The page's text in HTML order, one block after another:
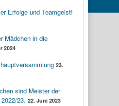
Erfolge und Teamgeist!
Mädchen in die
2024
23.
sind Meister der
23. 22. Juni 2023